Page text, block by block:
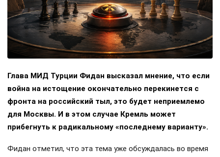
Глава МИД Турции Фидан высказал мнение, что если
война на истощение окончательно перекинется с
фронта на российский тыл, это будет неприемлемо
для Москвы. И в этом случае Кремль может
прибегнуть к радикальному «последнему варианту».
Фидан отметил, что эта тема уже обсуждалась во время